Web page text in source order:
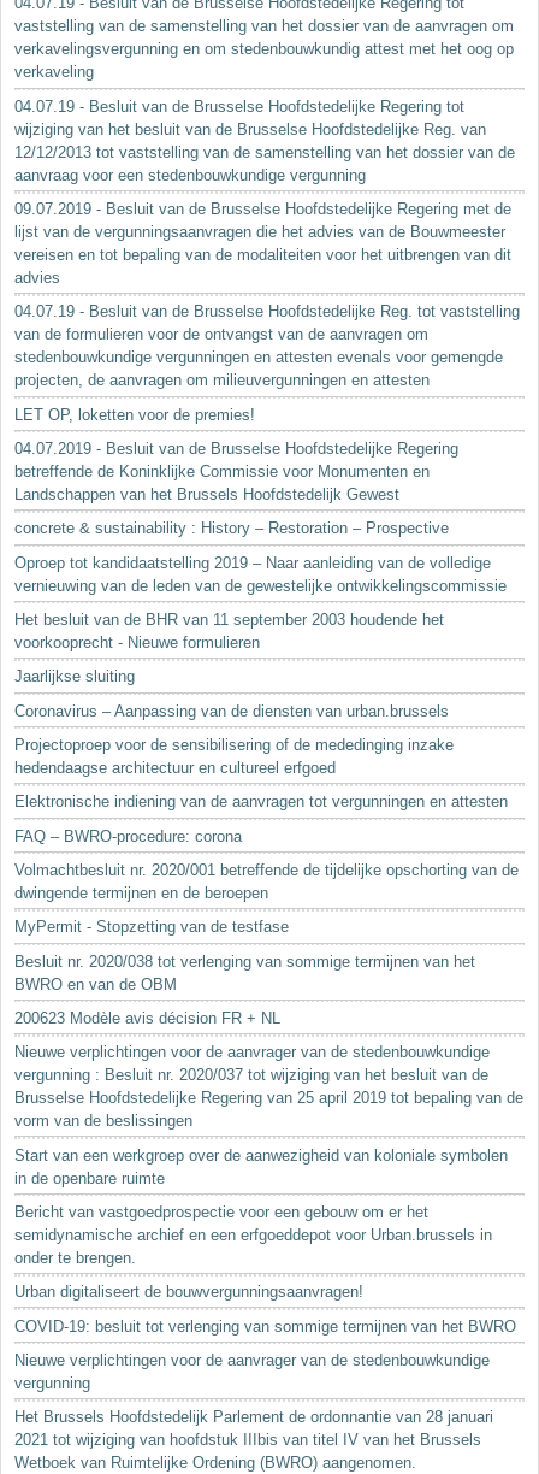
vaststelling van de samenstelling van het dossier van de aanvragen om
verkavelingsvergunning en om stedenbouwkundig attest met het oog op
verkaveling
04.07.19 - Besluit van de Brusselse Hoofdstedelijke Regering tot
wijziging van het besluit van de Brusselse Hoofdstedelijke Reg. van
12/12/2013 tot vaststelling van de samenstelling van het dossier van de
aanvraag voor een stedenbouwkundige vergunning
09.07.2019 - Besluit van de Brusselse Hoofdstedelijke Regering met de
lijst van de vergunningsaanvragen die het advies van de Bouwmeester
vereisen en tot bepaling van de modaliteiten voor het uitbrengen van dit
advies
04.07.19 - Besluit van de Brusselse Hoofdstedelijke Reg. tot vaststelling
van de formulieren voor de ontvangst van de aanvragen om
stedenbouwkundige vergunningen en attesten evenals voor gemengde
projecten, de aanvragen om milieuvergunningen en attesten
LET OP, loketten voor de premies!
04.07.2019 - Besluit van de Brusselse Hoofdstedelijke Regering
betreffende de Koninklijke Commissie voor Monumenten en
Landschappen van het Brussels Hoofdstedelijk Gewest
concrete & sustainability : History – Restoration – Prospective
Oproep tot kandidaatstelling 2019 – Naar aanleiding van de volledige
vernieuwing van de leden van de gewestelijke ontwikkelingscommissie
Het besluit van de BHR van 11 september 2003 houdende het
voorkooprecht - Nieuwe formulieren
Jaarlijkse sluiting
Coronavirus – Aanpassing van de diensten van urban.brussels
Projectoproep voor de sensibilisering of de mededinging inzake
hedendaagse architectuur en cultureel erfgoed
Elektronische indiening van de aanvragen tot vergunningen en attesten
FAQ – BWRO-procedure: corona
Volmachtbesluit nr. 2020/001 betreffende de tijdelijke opschorting van de
dwingende termijnen en de beroepen
MyPermit - Stopzetting van de testfase
Besluit nr. 2020/038 tot verlenging van sommige termijnen van het
BWRO en van de OBM
200623 Modèle avis décision FR + NL
Nieuwe verplichtingen voor de aanvrager van de stedenbouwkundige
vergunning : Besluit nr. 2020/037 tot wijziging van het besluit van de
Brusselse Hoofdstedelijke Regering van 25 april 2019 tot bepaling van de
vorm van de beslissingen
Start van een werkgroep over de aanwezigheid van koloniale symbolen
in de openbare ruimte
Bericht van vastgoedprospectie voor een gebouw om er het
semidynamische archief en een erfgoeddepot voor Urban.brussels in
onder te brengen.
Urban digitaliseert de bouwvergunningsaanvragen!
COVID-19: besluit tot verlenging van sommige termijnen van het BWRO
Nieuwe verplichtingen voor de aanvrager van de stedenbouwkundige
vergunning
Het Brussels Hoofdstedelijk Parlement de ordonnantie van 28 januari
2021 tot wijziging van hoofdstuk IIIbis van titel IV van het Brussels
Wetboek van Ruimtelijke Ordening (BWRO) aangenomen.